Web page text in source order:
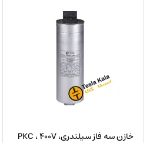
خازن سه فاز سیلندری، PKC ، 400V